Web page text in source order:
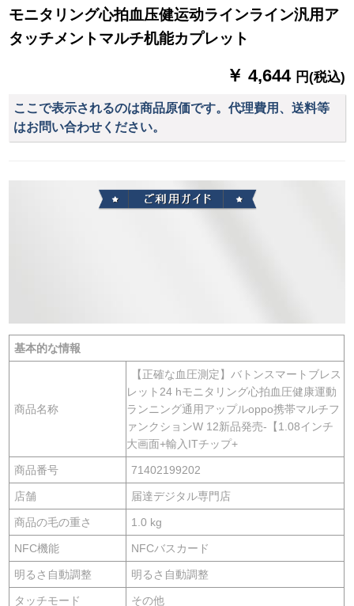
モニタリング心拍血压健运动ラインライン汎用ア
タッチメントマルチ机能カプレット
￥ 4,644 円(税込)
ここで表示されるのは商品原価です。代理費用、送料等
はお問い合わせください。
基本的な情報
商品名称
【正確な血圧測定】バトンスマートブレス
レット24 hモニタリング心拍血圧健康運動
ランニング通用アップルoppo携帯マルチフ
ァンクションW 12新品発売-【1.08インチ
大画面+輸入ITチップ+
商品番号 71402199202
店舗 届達デジタル専門店
商品の毛の重さ 1.0 kg
NFC機能 NFCバスカード
明るさ自動調整 明るさ自動調整
タッチモード その他